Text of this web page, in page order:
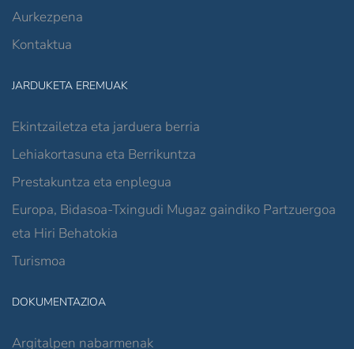
Aurkezpena
Kontaktua
JARDUKETA EREMUAK
Ekintzailetza eta jarduera berria
Lehiakortasuna eta Berrikuntza
Prestakuntza eta enplegua
Europa, Bidasoa-Txingudi Mugaz gaindiko Partzuergoa
eta Hiri Behatokia
Turismoa
DOKUMENTAZIOA
Argitalpen nabarmenak